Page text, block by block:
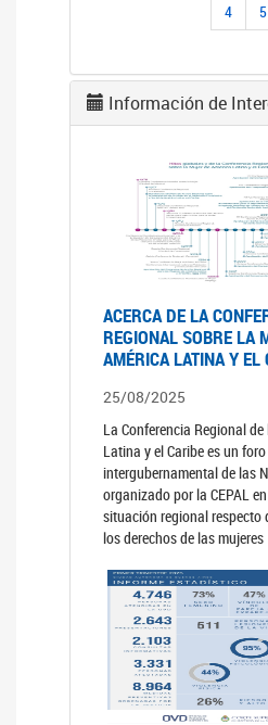
4
5
Información de
ACERCA DE LA
REGIONAL SOBRE LA
AMÉRICA LATINA Y EL
25/08/2025
La Conferencia Regional
Latina y el Caribe es un foro
intergubernamental de las
organizado por la CEPAL
situación regional respecto
los derechos de las mujeres